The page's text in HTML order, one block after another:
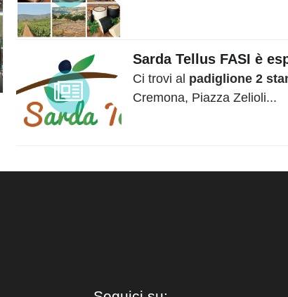
Sarda Tellus FASI è
Ci trovi al padiglione 2
Cremona, Piazza Zelioli...